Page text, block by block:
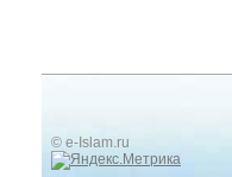
© e-Islam.ru